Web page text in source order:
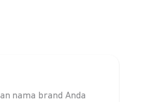
nama brand Anda